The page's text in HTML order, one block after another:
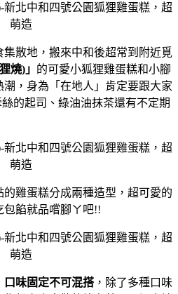
散地，搬來中和後超常到附近覓
狸燒)」 的可愛小狐狸雞蛋糕和小腳
， 身為「在地人」肯定要跟大家
的起司、綠油油抹茶還有不定期
的雞蛋糕分成兩種造型，超可愛的
包餡就品嚐腳ㄚ吧!!
口味固定不可混搭 ， 除了多種口味